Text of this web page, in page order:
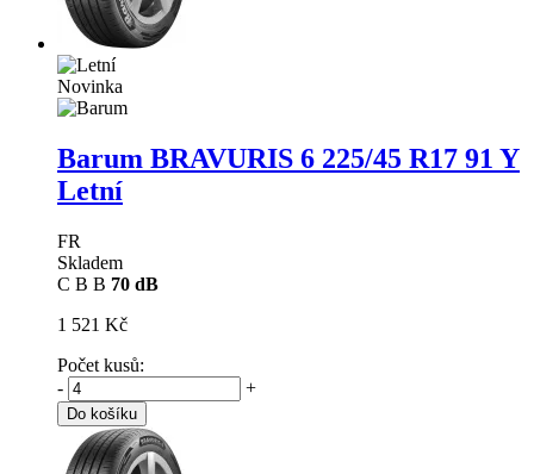
Novinka
Barum BRAVURIS 6 225/45 R17 91 Y
Letní
FR
Skladem
C B B 70 dB
1 521 Kč
Počet kusů:
-
+
Do košíku